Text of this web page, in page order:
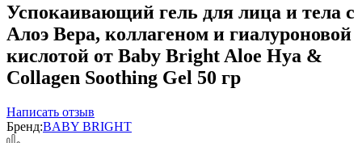
Успокаивающий гель для лица и тела с
Алоэ Вера, коллагеном и гиалуроновой
кислотой от Baby Bright Aloe Hya &
Collagen Soothing Gel 50 гр
Написать отзыв
Бренд:BABY BRIGHT